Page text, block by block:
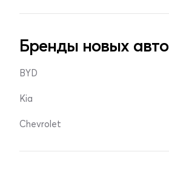
Бренды новых авто
BYD
Kia
Chevrolet